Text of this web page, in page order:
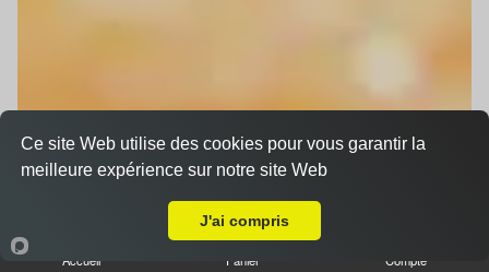
Accueil Panier Compte
Ce site Web utilise des cookies pour vous garantir la
meilleure expérience sur notre site Web
J'ai compris